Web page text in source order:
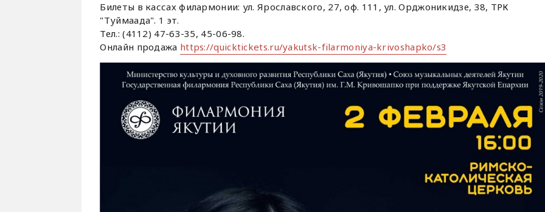
Билеты в кассах филармонии: ул. Ярославского, 27, оф. 111, ул. Орджоникидзе, 38, ТРК
"Туймаада". 1 эт.
Тел.: (4112) 47-63-35, 45-06-98.
Онлайн продажа https://quicktickets.ru/yakutsk-filarmoniya-krivoshapko/s3